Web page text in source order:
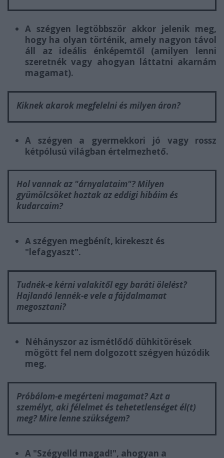
A szégyen legtöbbször akkor jelenik meg,
hogy ha olyan történik, amely nagyon távol
áll az ideális énképemtől (amilyen lenni
szeretnék vagy ahogyan láttatni akarnám
magamat).
Kiknek akarok megfelelni és milyen áron?
A szégyen a gyermekkori jó vagy rossz
kétpólusú világban értelmezhető.
Hol vannak az "árnyalataim"? Milyen
gyümölcsöket hoztak az eddigi hibáim és
kudarcaim?
A szégyen megbénít, kirekeszt és
"lefagyaszt".
Tudnék-e kérni valakitől egy baráti ölelést?
Hajlandó lennék-e vele a fájdalmamat
megosztani?
Néhányszor az ismétlődő dühkitörések
mögött fel nem dolgozott szégyen húzódik
meg.
Próbálom-e megérteni magamat? Azt a
személyt, aki félelmet és tehetetlenséget él(t)
meg? Mire lenne szükségem?
A "Szégyelld magad!", ahogyan a